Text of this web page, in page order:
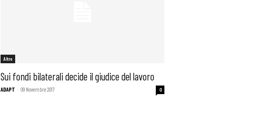
Altro
Sui fondi bilaterali decide il giudice del lavoro
ADAPT - 09 Novembre 2017 0